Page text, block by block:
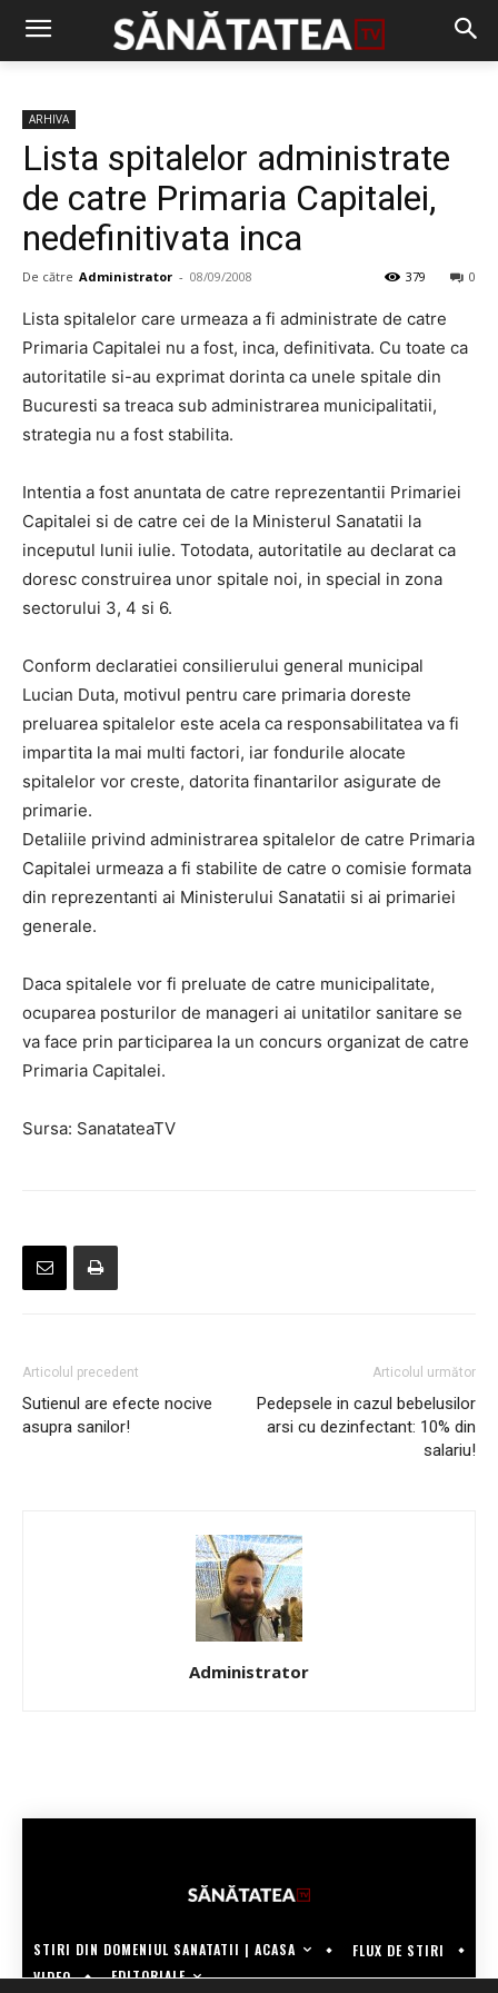
ARHIVA
Lista spitalelor administrate
de catre Primaria Capitalei,
nedefinitivata inca
De către Administrator - 08/09/2008 0
379
Lista spitalelor care urmeaza a fi administrate de catre
Primaria Capitalei nu a fost, inca, definitivata. Cu toate ca
autoritatile si-au exprimat dorinta ca unele spitale din
Bucuresti sa treaca sub administrarea municipalitatii,
strategia nu a fost stabilita.
Intentia a fost anuntata de catre reprezentantii Primariei
Capitalei si de catre cei de la Ministerul Sanatatii la
inceputul lunii iulie. Totodata, autoritatile au declarat ca
doresc construirea unor spitale noi, in special in zona
sectorului 3, 4 si 6.
Conform declaratiei consilierului general municipal
Lucian Duta, motivul pentru care primaria doreste
preluarea spitalelor este acela ca responsabilitatea va fi
impartita la mai multi factori, iar fondurile alocate
spitalelor vor creste, datorita finantarilor asigurate de
primarie.
Detaliile privind administrarea spitalelor de catre Primaria
Capitalei urmeaza a fi stabilite de catre o comisie formata
din reprezentanti ai Ministerului Sanatatii si ai primariei
generale.
Daca spitalele vor fi preluate de catre municipalitate,
ocuparea posturilor de manageri ai unitatilor sanitare se
va face prin participarea la un concurs organizat de catre
Primaria Capitalei.
Sursa: SanatateaTV
Articolul precedent
Sutienul are efecte nocive
asupra sanilor!
Articolul următor
Pedepsele in cazul bebelusilor
arsi cu dezinfectant: 10% din
salariu!
Administrator
STIRI DIN DOMENIUL SANATATII | ACASA
FLUX DE STIRI
VIDEO
EDITORIALE